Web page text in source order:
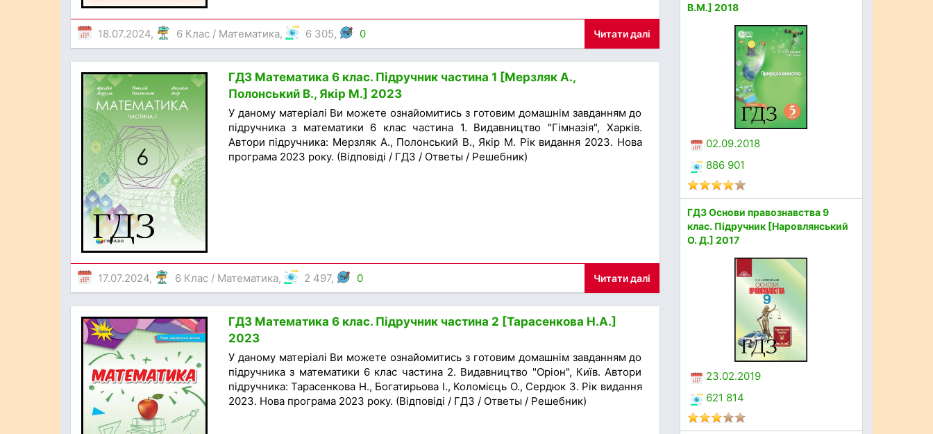
18.07.2024, 6 Клас / Математика, 6 305, 0 Читати далі
ГДЗ Математика 6 клас. Підручник частина 1 [Мерзляк А.,
Полонський В., Якір М.] 2023
У даному матеріалі Ви можете ознайомитись з готовим домашнім завданням до
підручника з математики 6 клас частина 1. Видавництво "Гімназія", Харків.
Автори підручника: Мерзляк А., Полонський В., Якір М. Рік видання 2023. Нова
програма 2023 року. (Відповіді / ГДЗ / Ответы / Решебник)
17.07.2024, 6 Клас / Математика, 2 497, 0 Читати далі
ГДЗ Математика 6 клас. Підручник частина 2 [Тарасенкова Н.А.]
2023
У даному матеріалі Ви можете ознайомитись з готовим домашнім завданням до
підручника з математики 6 клас частина 2. Видавництво "Оріон", Київ. Автори
підручника: Тарасенкова Н., Богатирьова І., Коломієць О., Сердюк З. Рік видання
2023. Нова програма 2023 року. (Відповіді / ГДЗ / Ответы / Решебник)
В.М.] 2018
02.09.2018
886 901
ГДЗ Основи правознавства 9
клас. Підручник [Наровлянський
О. Д.] 2017
23.02.2019
621 814